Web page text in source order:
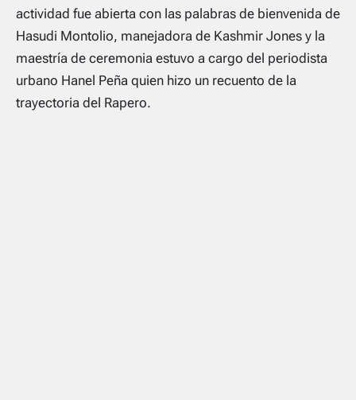
actividad fue abierta con las palabras de bienvenida de
Hasudi Montolio, manejadora de Kashmir Jones y la
maestría de ceremonia estuvo a cargo del periodista
urbano Hanel Peña quien hizo un recuento de la
trayectoria del Rapero.